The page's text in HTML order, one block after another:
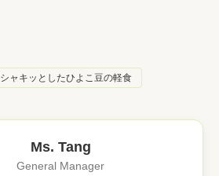
シャキッとしたひよこ豆の軽食
Ms. Tang
General Manager